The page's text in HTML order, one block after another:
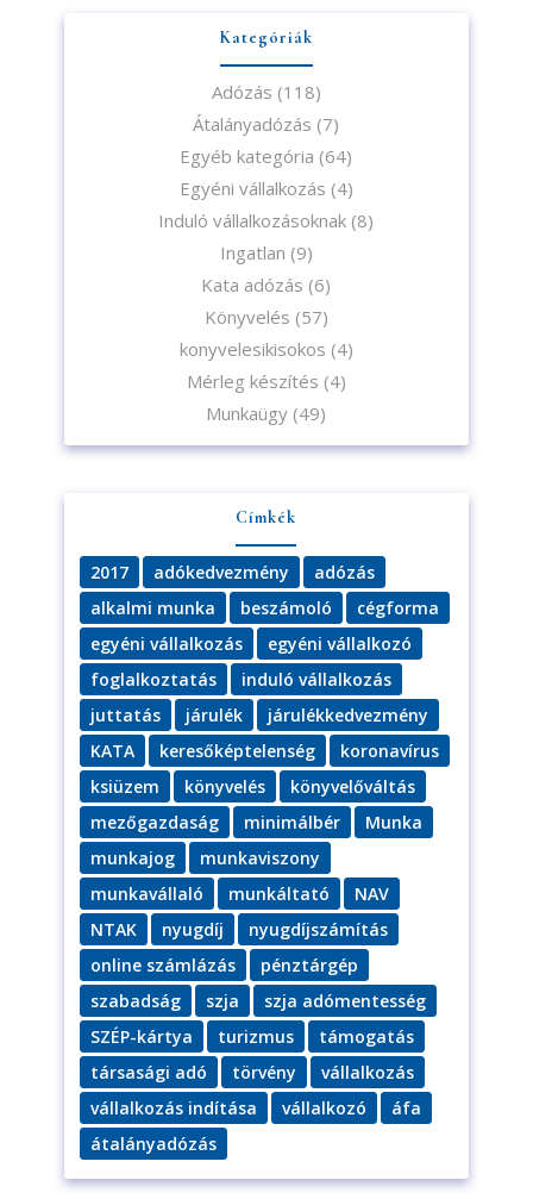
Kategóriák
Adózás (118)
Átalányadózás (7)
Egyéb kategória (64)
Egyéni vállalkozás (4)
Induló vállalkozásoknak (8)
Ingatlan (9)
Kata adózás (6)
Könyvelés (57)
konyvelesikisokos (4)
Mérleg készítés (4)
Munkaügy (49)
Címkék
2017 adókedvezmény
adózás
alkalmi munka
beszámoló
cégforma
egyéni vállalkozás
egyéni vállalkozó
foglalkoztatás
induló vállalkozás
juttatás
járulék
járulékkedvezmény
KATA
keresőképtelenség
koronavírus
ksiüzem
könyvelés
könyvelőváltás
mezőgazdaság
minimálbér
Munka
munkajog
munkaviszony
munkavállaló
munkáltató
NAV
NTAK
nyugdíj
nyugdíjszámítás
online számlázás
pénztárgép
szabadság
szja
szja adómentesség
SZÉP-kártya
turizmus
támogatás
társasági adó
törvény
vállalkozás
vállalkozás indítása
vállalkozó
áfa
átalányadózás